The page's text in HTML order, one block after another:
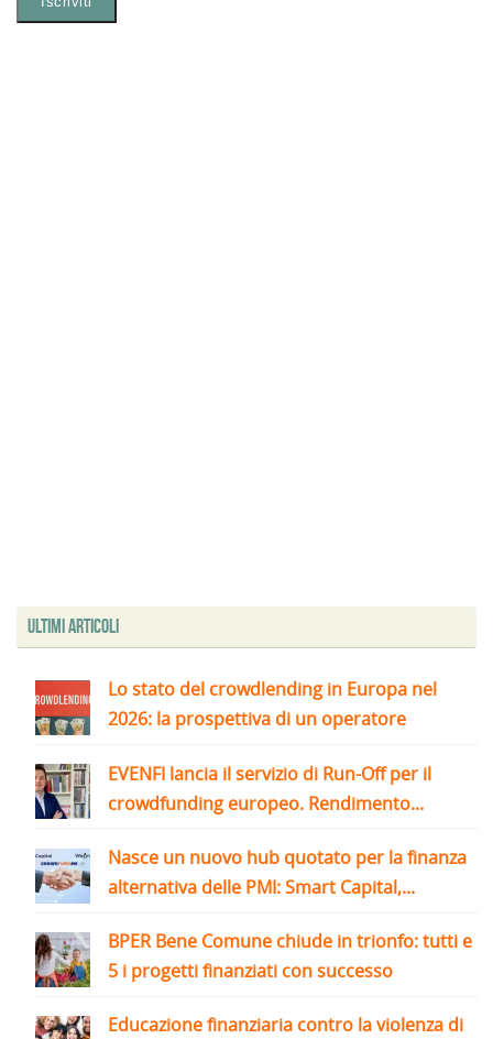
Ultimi articoli
Lo stato del crowdlending in Europa nel
2026: la prospettiva di un operatore
EVENFI lancia il servizio di Run-Off per il
crowdfunding europeo. Rendimento...
Nasce un nuovo hub quotato per la finanza
alternativa delle PMI: Smart Capital,...
BPER Bene Comune chiude in trionfo: tutti e
5 i progetti finanziati con successo
Educazione finanziaria contro la violenza di